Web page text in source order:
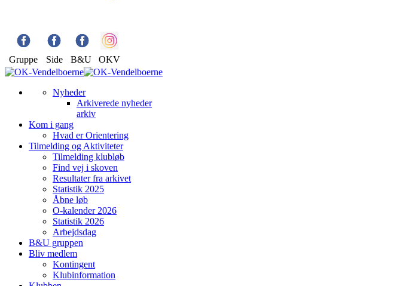
Gruppe Side B&U OKV
Nyheder
Arkiverede nyheder
arkiv
Kom i gang
Hvad er Orientering
Tilmelding og Aktiviteter
Tilmelding klubløb
Find vej i skoven
Resultater fra arkivet
Statistik 2025
Åbne løb
O-kalender 2026
Statistik 2026
Arbejdsdag
B&U gruppen
Bliv medlem
Kontingent
Klubinformation